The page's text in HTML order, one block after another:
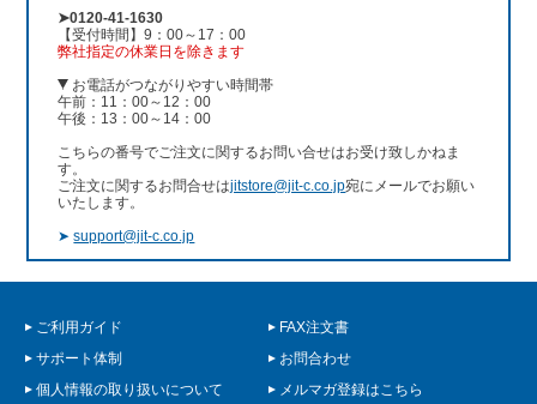
➤0120-41-1630
【受付時間】9：00～17：00
弊社指定の休業日を除きます
お電話がつながりやすい時間帯
午前：11：00～12：00
午後：13：00～14：00
こちらの番号でご注文に関するお問い合せはお受け致しかねま
す。
ご注文に関するお問合せはjitstore@jit-c.co.jp宛にメールでお願い
いたします。
➤support@jit-c.co.jp
ご利用ガイド
FAX注文書
サポート体制
お問合わせ
個人情報の取り扱いについて
メルマガ登録はこちら